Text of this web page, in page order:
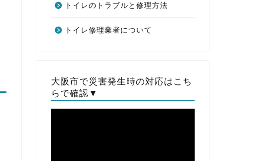
トイレのトラブルと修理方法
トイレ修理業者について
大阪市で災害発生時の対応はこち
らで確認▼